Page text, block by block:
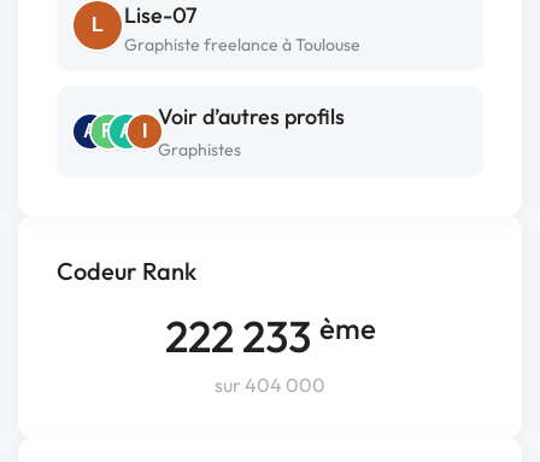
Codeur Rank
222 233 ème
sur 404 000
L Lise-07
Graphiste freelance à Toulouse
A R A
Voir d’autres profils
Graphistes